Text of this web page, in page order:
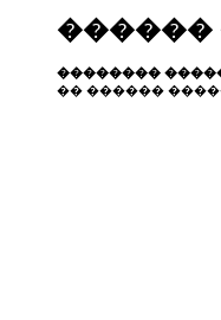
������
��������
�� ������